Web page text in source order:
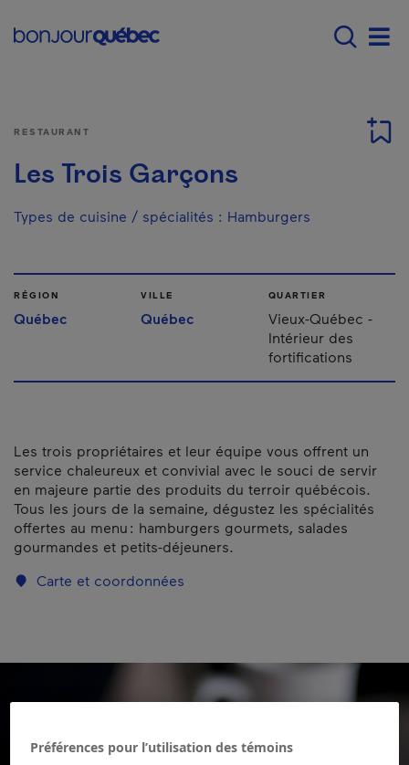
Main navigation -
RESTAURANT
Les Trois Garçons
Types de cuisine / spécialités : Hamburgers
RÉGION
Québec
VILLE
Québec
QUARTIER
Vieux-Québec -
Intérieur des
fortifications
Les trois propriétaires et leur équipe vous offrent un
service chaleureux et convivial avec le souci de servir
en majeure partie des produits du terroir québécois.
Tous les jours de la semaine, dégustez les spécialités
offertes au menu : hamburgers gourmets, salades
gourmandes et petits-déjeuners.
Carte et coordonnées
Préférences pour l’utilisation des témoins